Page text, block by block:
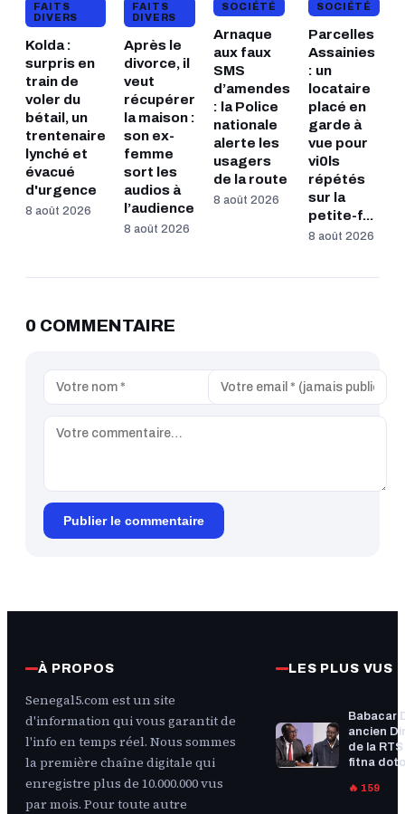
FAITS
DIVERS
Kolda :
surpris en
train de
voler du
bétail, un
trentenaire
lynché et
évacué
d'urgence
8 août 2026
FAITS
DIVERS
Après le
divorce, il
veut
récupérer
la maison :
son ex-
femme
sort les
audios à
l’audience
8 août 2026
SOCIÉTÉ
Arnaque
aux faux
SMS
d’amendes
: la Police
nationale
alerte les
usagers
de la route
8 août 2026
SOCIÉTÉ
Parcelles
Assainies
: un
locataire
placé en
garde à
vue pour
vi0ls
répétés
sur la
petite-f...
8 août 2026
0 COMMENTAIRE
Publier le commentaire
À PROPOS
Senegal5.com est un site
d'information qui vous garantit de
l'info en temps réel. Nous sommes
la première chaîne digitale qui
enregistre plus de 10.000.000 vus
par mois. Pour toute autre
LES PLUS VUS
Babacar
ancien
de la RTS
fitna
🔥 159